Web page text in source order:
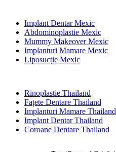
Implant Dentar Mexic
Abdominoplastie Mexic
Mummy Makeover Mexic
Implanturi Mamare Mexic
Liposucție Mexic
Rinoplastie Thailand
Fațete Dentare Thailand
Implanturi Mamare Thailand
Implant Dentar Thailand
Coroane Dentare Thailand